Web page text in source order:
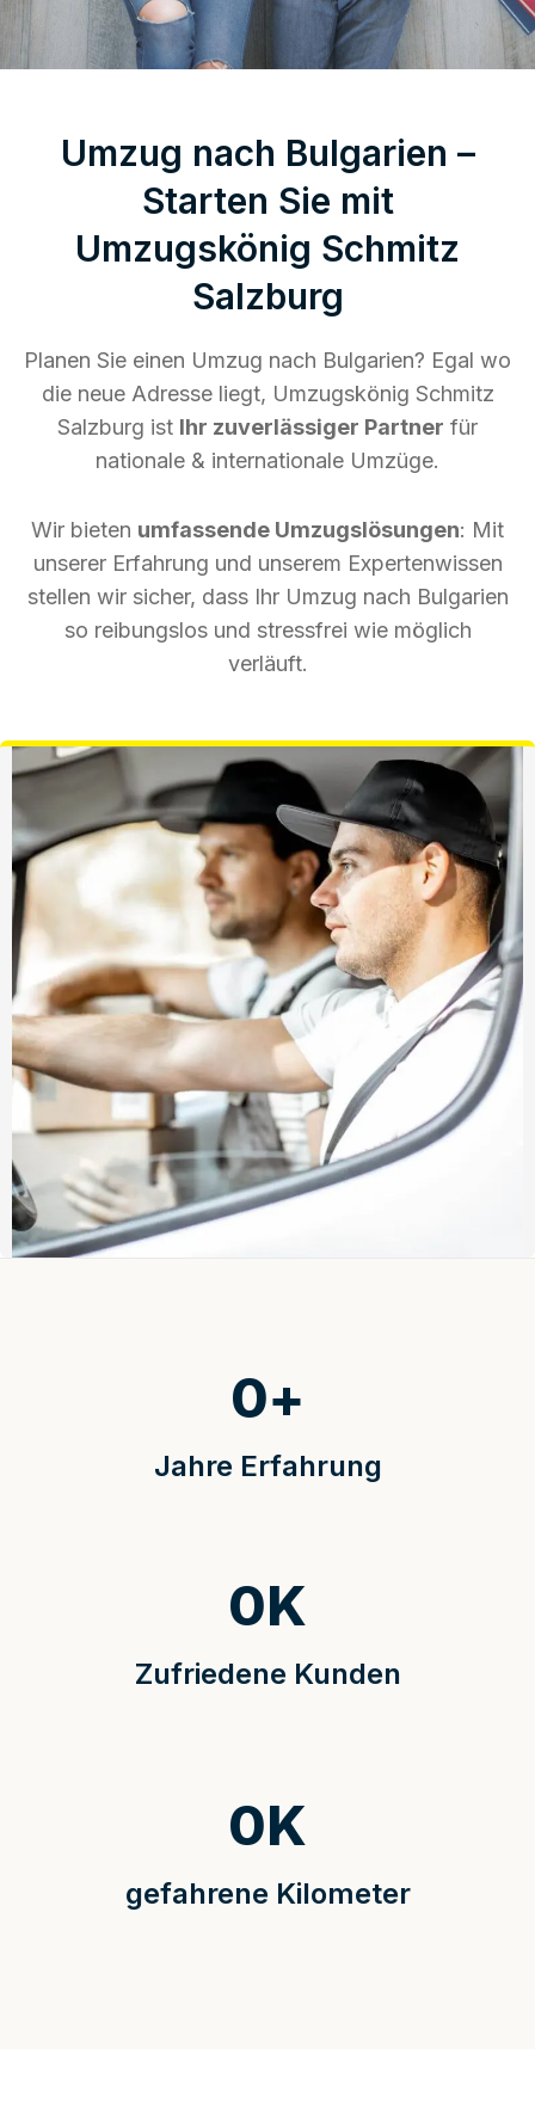
Umzug nach Bulgarien –
Starten Sie mit
Umzugskönig Schmitz
Salzburg
Planen Sie einen Umzug nach Bulgarien? Egal wo
die neue Adresse liegt, Umzugskönig Schmitz
Salzburg ist Ihr zuverlässiger Partner für
nationale & internationale Umzüge.
Wir bieten umfassende Umzugslösungen: Mit
unserer Erfahrung und unserem Expertenwissen
stellen wir sicher, dass Ihr Umzug nach Bulgarien
so reibungslos und stressfrei wie möglich
verläuft.
Jahre Erfahrung
0+
Zufriedene Kunden
0K
gefahrene Kilometer
0K